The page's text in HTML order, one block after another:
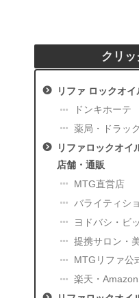
クリ
リファ ロックオ
ドンキホーテ
薬局・ドラッ
リファロックオイ
店舗・通販
MTG直営店
バライティシ
ヨドバシ・ビ
提携サロン・
MTGリファ公
楽天・